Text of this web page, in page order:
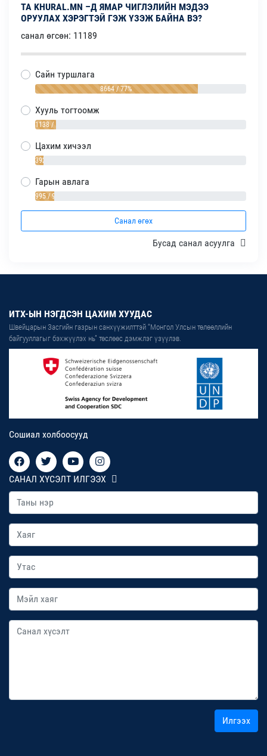
ТА KHURAL.MN –Д ЯМАР ЧИГЛЭЛИЙН МЭДЭЭ
ОРУУЛАХ ХЭРЭГТЭЙ ГЭЖ ҮЗЭЖ БАЙНА ВЭ?
санал өгсөн: 11189
Сайн туршлага
8664 / 77%
Хууль тогтоомж
1138 / 10%
Цахим хичээл
392 / 4%
Гарын авлага
995 / 9%
Санал өгөх
Бусад санал асуулга
ИТХ-ЫН НЭГДСЭН ЦАХИМ ХУУДАС
Швейцарын Засгийн газрын санхүүжилттэй “Монгол Улсын төлөөллийн
байгууллагыг бэхжүүлэх нь” төслөөс дэмжлэг үзүүлэв.
Сошиал холбоосууд
САНАЛ ХҮСЭЛТ ИЛГЭЭХ
Илгээх